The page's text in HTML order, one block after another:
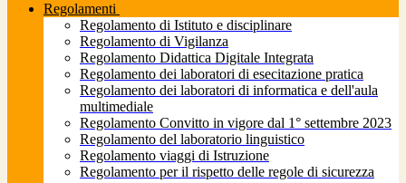
Regolamenti
Regolamento di Istituto e disciplinare
Regolamento di Vigilanza
Regolamento Didattica Digitale Integrata
Regolamento dei laboratori di esecitazione pratica
Regolamento dei laboratori di informatica e dell'aula
multimediale
Regolamento Convitto in vigore dal 1° settembre 2023
Regolamento del laboratorio linguistico
Regolamento viaggi di Istruzione
Regolamento per il rispetto delle regole di sicurezza